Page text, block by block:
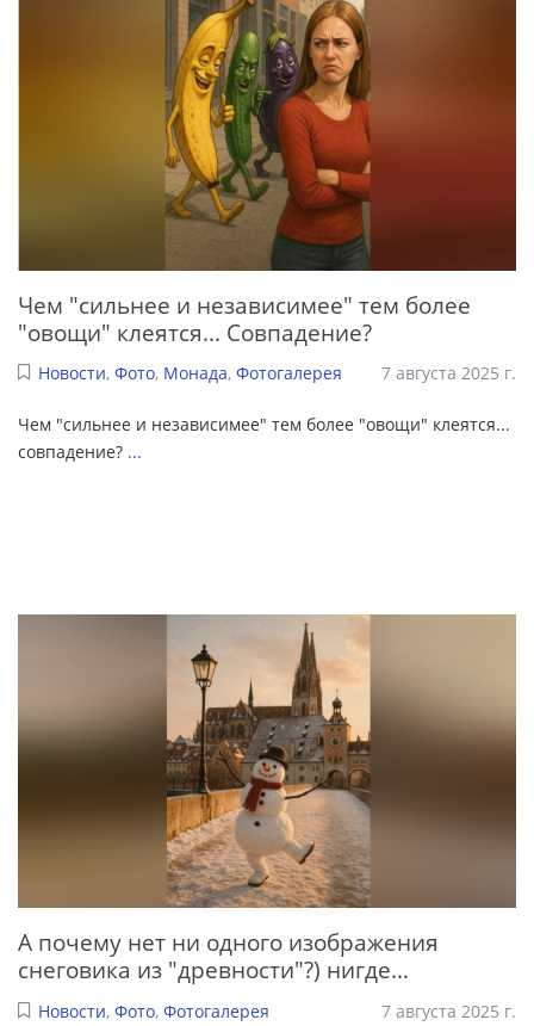
Чем "сильнее и независимее" тем более
"овощи" клеятся... Совпадение?
Новости, Фото, Монада, Фотогалерея 7 августа 2025 г.
Чем "сильнее и независимее" тем более "овощи" клеятся...
совпадение? ...
А почему нет ни одного изображения
снеговика из "древности"?) нигде...
Новости, Фото, Фотогалерея 7 августа 2025 г.